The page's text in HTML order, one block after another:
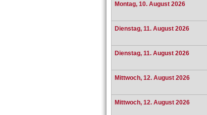
Montag, 10. August 2026
Dienstag, 11. August 2026
Dienstag, 11. August 2026
Mittwoch, 12. August 2026
Mittwoch, 12. August 2026